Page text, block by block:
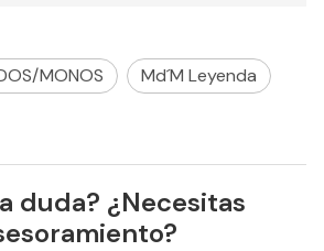
MONOS
Md´M Leyenda
duda? ¿Necesitas